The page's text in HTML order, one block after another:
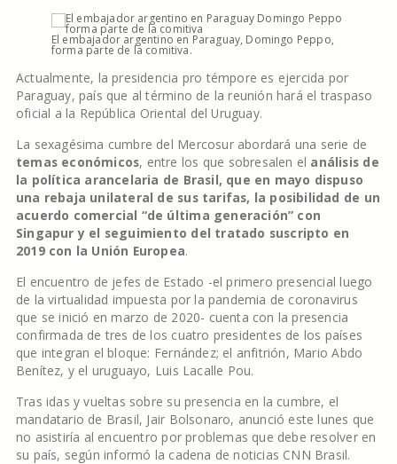
El embajador argentino en Paraguay, Domingo Peppo,
forma parte de la comitiva.
Actualmente, la presidencia pro témpore es ejercida por
Paraguay, país que al término de la reunión hará el traspaso
oficial a la República Oriental del Uruguay.
La sexagésima cumbre del Mercosur abordará una serie de
temas económicos, entre los que sobresalen el análisis de
la política arancelaria de Brasil, que en mayo dispuso
una rebaja unilateral de sus tarifas, la posibilidad de un
acuerdo comercial “de última generación” con
Singapur y el seguimiento del tratado suscripto en
2019 con la Unión Europea.
El encuentro de jefes de Estado -el primero presencial luego
de la virtualidad impuesta por la pandemia de coronavirus
que se inició en marzo de 2020- cuenta con la presencia
confirmada de tres de los cuatro presidentes de los países
que integran el bloque: Fernández; el anfitrión, Mario Abdo
Benítez, y el uruguayo, Luis Lacalle Pou.
Tras idas y vueltas sobre su presencia en la cumbre, el
mandatario de Brasil, Jair Bolsonaro, anunció este lunes que
no asistiría al encuentro por problemas que debe resolver en
su país, según informó la cadena de noticias CNN Brasil.